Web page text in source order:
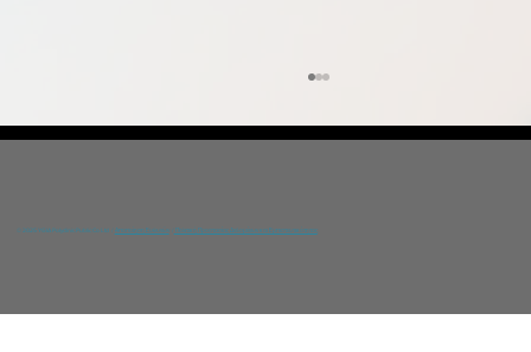
© 2025 YGIA Polyclinic Public Co Ltd / Αποποίηση Ευθυνών Πολιτική Προστασίας Δεδομένων και Εμπιστευτικότητας